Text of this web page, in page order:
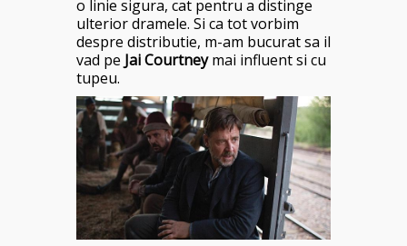
o linie sigura, cat pentru a distinge
ulterior dramele. Si ca tot vorbim
despre distributie, m-am bucurat sa il
vad pe Jai Courtneymai influent si cu
tupeu.